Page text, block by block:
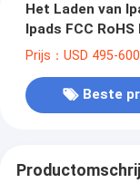
Het Laden van
Ipads FCC RoHS
Prijs：USD 495-
Beste